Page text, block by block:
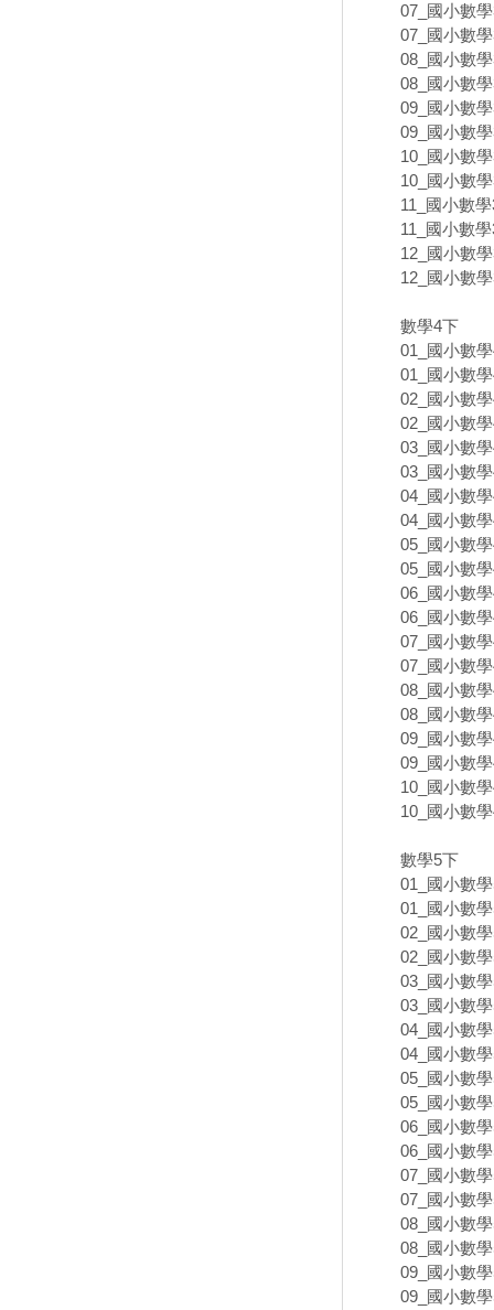
07_國小數
07_國小數
08_國小數
08_國小數
09_國小數
09_國小數
10_國小數
10_國小數
11_國小數
11_國小數
12_國小數
12_國小數
數學4下
01_國小數
01_國小數
02_國小數
02_國小數
03_國小數
03_國小數
04_國小數
04_國小數
05_國小數
05_國小數
06_國小數
06_國小數
07_國小數
07_國小數
08_國小數
08_國小數
09_國小數
09_國小數
10_國小數
10_國小數
數學5下
01_國小數
01_國小數
02_國小數
02_國小數
03_國小數
03_國小數
04_國小數
04_國小數
05_國小數
05_國小數
06_國小數
06_國小數
07_國小數
07_國小數
08_國小數
08_國小數
09_國小數
09_國小數